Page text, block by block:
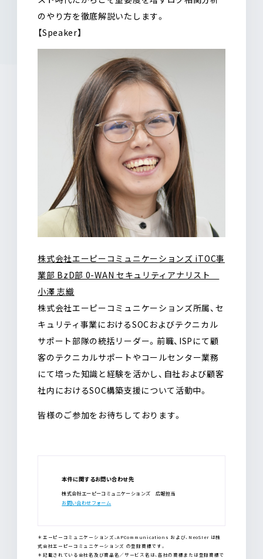
のやり方を徹底解説いたします。
【Speaker】
株式会社エーピーコミュニケーションズ iTOC事
業部 BzD部 0-WAN セキュリティアナリスト
小澤 志織
株式会社エーピーコミュニケーションズ所属、セ
キュリティ事業におけるSOCおよびテクニカル
サポート部隊の統括リーダー。前職、ISPにて顧
客のテクニカルサポートやコールセンター業務
にて培った知識と経験を活かし、自社および顧客
社内におけるSOC構築支援について活動中。
皆様のご参加をお待ちしております。
本件に関するお問い合わせ先
株式会社エーピーコミュニケーションズ 広報担当
お問い合わせフォーム
＊エーピーコミュニケーションズ、APCommunications および、NeoSIer は株
式会社エーピーコミュニケーションズ の登録商標です。
＊記載されている会社名及び商品名／サービス名は、各社の商標または登録商標で